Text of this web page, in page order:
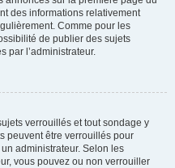
des informations relativement
Comme pour les
de publier des sujets
par l’administrateur.
verrouillés et tout sondage y
peuvent être verrouillés pour
administrateur. Selon les
vous pouvez ou non verrouiller